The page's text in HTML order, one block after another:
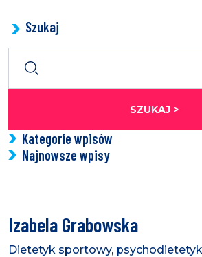
Szukaj
SZUKAJ >
Kategorie wpisów
Najnowsze wpisy
Izabela Grabowska
Dietetyk sportowy,